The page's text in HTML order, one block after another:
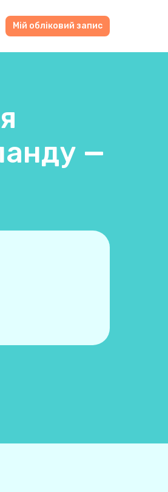
Мій обліковий запис
—